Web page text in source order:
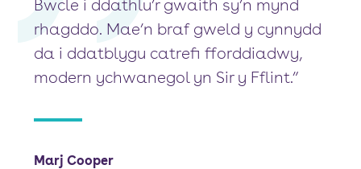
Bwcle i ddathlu’r gwaith sy’n mynd
rhagddo. Mae’n braf gweld y cynnydd
da i ddatblygu catrefi fforddiadwy,
modern ychwanegol yn Sir y Fflint.”
Marj Cooper